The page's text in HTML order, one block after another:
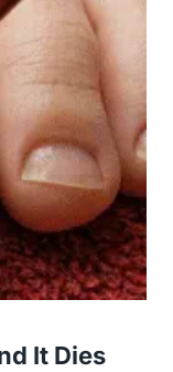
It Dies